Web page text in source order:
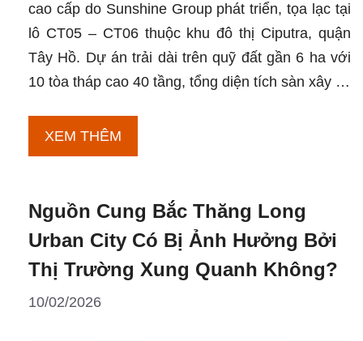
cao cấp do Sunshine Group phát triển, tọa lạc tại
lô CT05 – CT06 thuộc khu đô thị Ciputra, quận
Tây Hồ. Dự án trải dài trên quỹ đất gần 6 ha với
10 tòa tháp cao 40 tầng, tổng diện tích sàn xây …
XEM THÊM
Hội
Tư
Tại
West
Nguồn Cung Bắc Thăng Long
Urban City Có Bị Ảnh Hưởng Bởi
Thị Trường Xung Quanh Không?
10/02/2026